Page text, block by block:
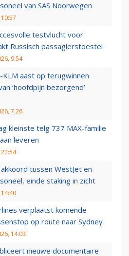
van SAS Noorwegen
testvlucht voor
Russisch passagierstoestel
9:54
KLM aast op terugwinnen
‘hoofdpijn bezorgend’
7:26
kleinste telg 737 MAX-familie
leveren
tussen WestJet en
einde staking in zicht
verplaatst komende
op route naar Sydney
14:03
nieuwe documentaire